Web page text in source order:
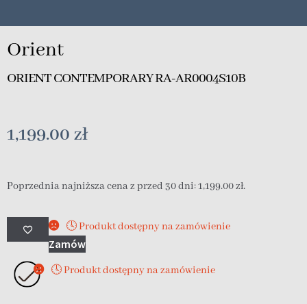
Orient
ORIENT CONTEMPORARY RA-AR0004S10B
1,199.00 zł
Poprzednia najniższa cena z przed 30 dni:1,199.00zł.
🕓 Produkt dostępny na zamówienie
Zamów
🕓 Produkt dostępny na zamówienie